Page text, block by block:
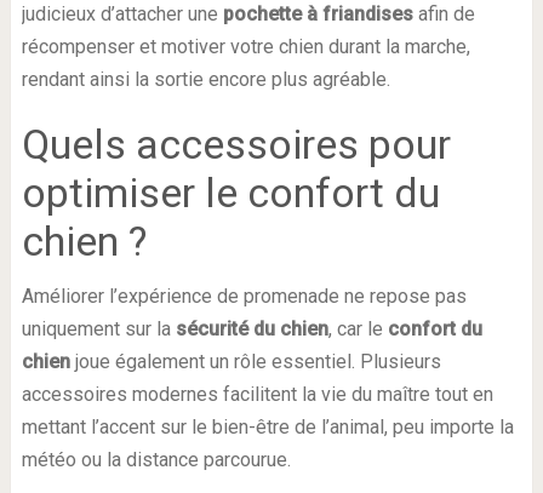
judicieux d’attacher une pochette à friandisesafin de
récompenser et motiver votre chien durant la marche,
rendant ainsi la sortie encore plus agréable.
Quels accessoires pour
optimiser le confort du
chien ?
Améliorer l’expérience de promenade ne repose pas
uniquement sur la sécurité du chien, car le confort du
chienjoue également un rôle essentiel. Plusieurs
accessoires modernes facilitent la vie du maître tout en
mettant l’accent sur le bien-être de l’animal, peu importe la
météo ou la distance parcourue.